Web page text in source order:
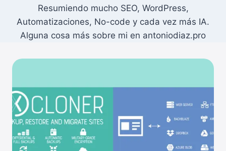
Resumiendo mucho SEO, WordPress,
Automatizaciones, No-code y cada vez más IA.
Alguna cosa más sobre mi en antoniodiaz.pro